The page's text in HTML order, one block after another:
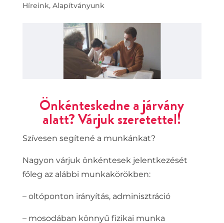
Híreink, Alapítványunk
Önkénteskedne a járvány
alatt? Várjuk szeretettel!
Szívesen segítené a munkánkat?
Nagyon várjuk önkéntesek jelentkezését
főleg az alábbi munkakörökben:
– oltóponton irányítás, adminisztráció
– mosodában könnyű fizikai munka